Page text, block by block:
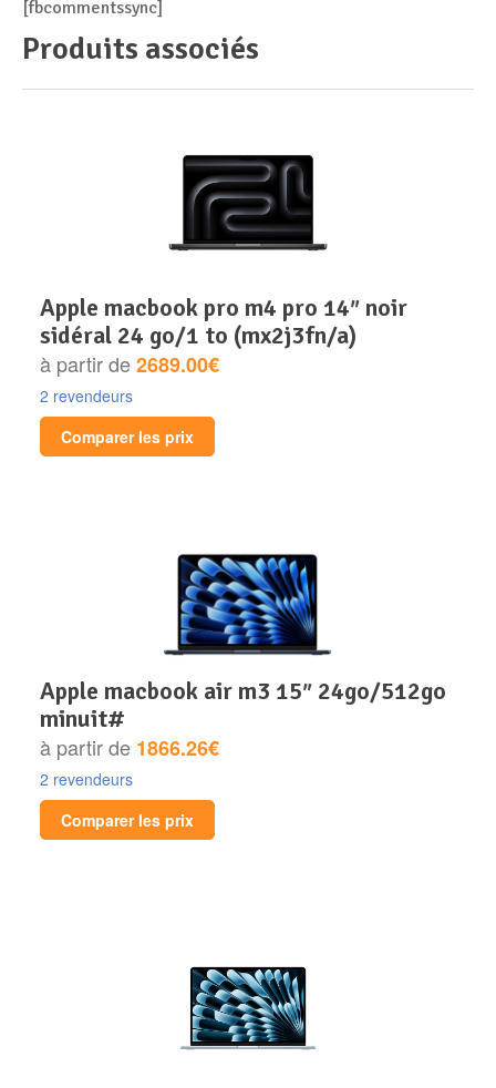
[fbcommentssync]
Produits associés
apple macbook pro m4 pro 14″ noir
sidéral 24 go/1 to (mx2j3fn/a)
à partir de2689.00€
2 revendeurs
Comparer les prix
apple macbook air m3 15″ 24go/512go
minuit#
à partir de 1866.26€
2 revendeurs
Comparer les prix